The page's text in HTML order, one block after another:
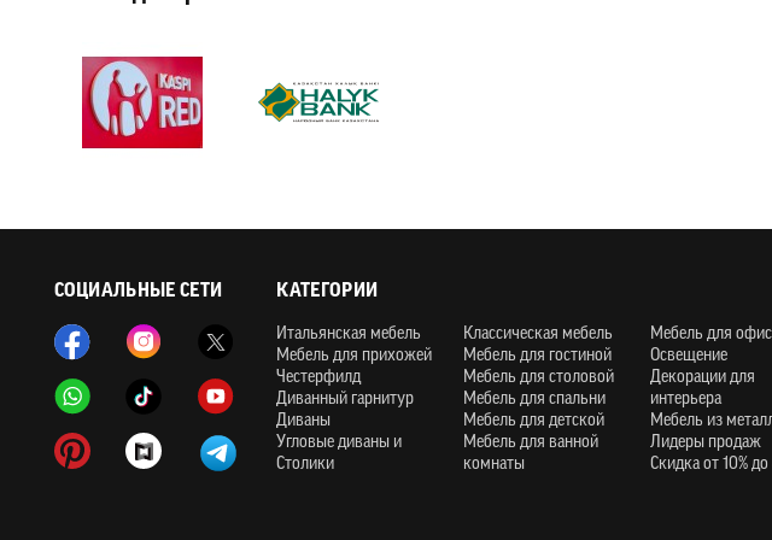
СОЦИАЛЬНЫЕ СЕТИ КАТЕГОРИИ
Итальянская мебель
Мебель для прихожей
Честерфилд
Диванный гарнитур
Диваны
Угловые диваны и
Столики
Классическая мебель
Мебель для гостиной
Мебель для столовой
Мебель для спальни
Мебель для детской
Мебель для ванной
комнаты
Мебель для
Освещение
Декорации для
интерьера
Мебель из
Лидеры продаж
Скидка от 10% до